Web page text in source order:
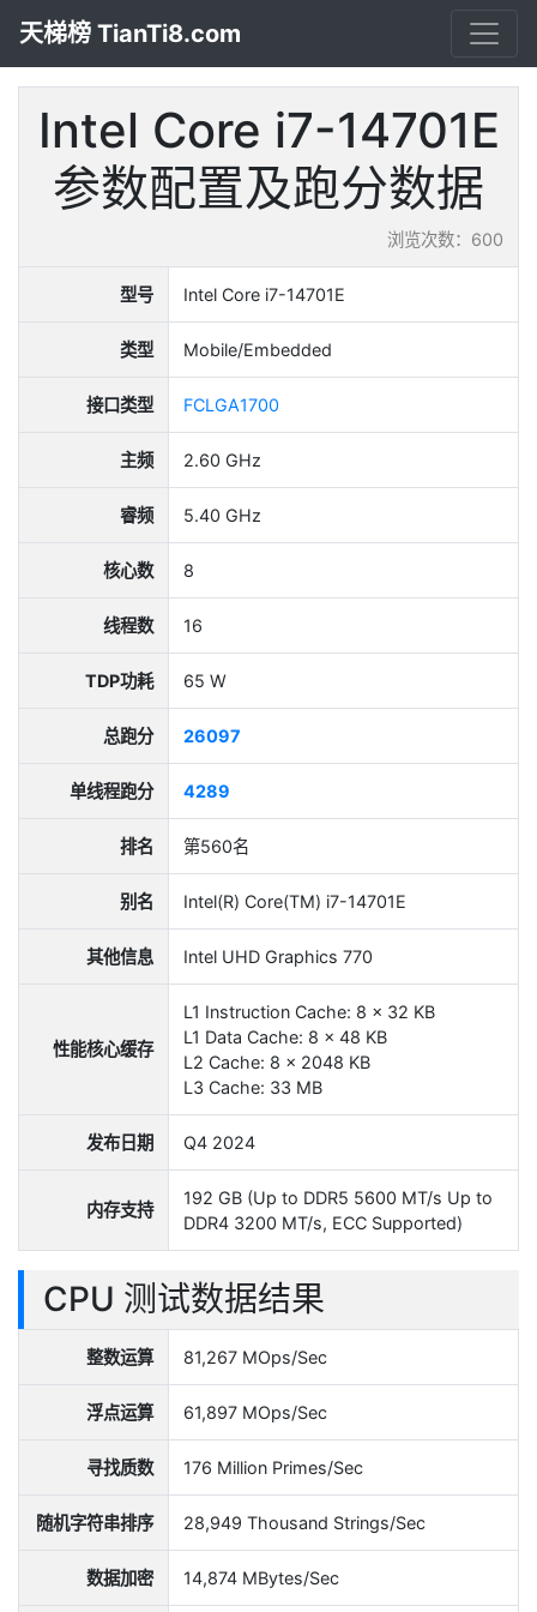
天梯榜 TianTi8.com
Intel Core i7-14701E
参数配置及跑分数据
浏览次数：600
型号 Intel Core i7-14701E
类型 Mobile/Embedded
接口类型 FCLGA1700
主频 2.60 GHz
睿频 5.40 GHz
核心数 8
线程数 16
TDP功耗 65 W
总跑分 26097
单线程跑分 4289
排名 第560名
别名 Intel(R) Core(TM) i7-14701E
其他信息 Intel UHD Graphics 770
性能核心缓存
L1 Instruction Cache: 8 x 32 KB
L1 Data Cache: 8 x 48 KB
L2 Cache: 8 x 2048 KB
L3 Cache: 33 MB
发布日期 Q4 2024
内存支持
192 GB (Up to DDR5 5600 MT/s Up to
DDR4 3200 MT/s, ECC Supported)
CPU 测试数据结果
整数运算 81,267 MOps/Sec
浮点运算 61,897 MOps/Sec
寻找质数 176 Million Primes/Sec
随机字符串排序 28,949 Thousand Strings/Sec
数据加密 14,874 MBytes/Sec